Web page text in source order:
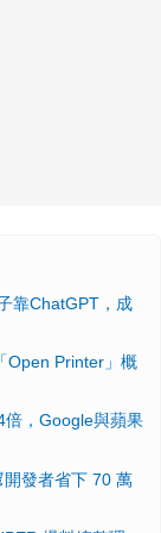
靠ChatGPT，成
Open Printer」概
倍，Google與蘋果
發者省下 70 萬